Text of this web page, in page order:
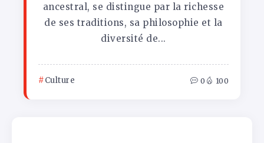
ancestral, se distingue par la richesse
de ses traditions, sa philosophie et la
diversité de...
Culture 0 100